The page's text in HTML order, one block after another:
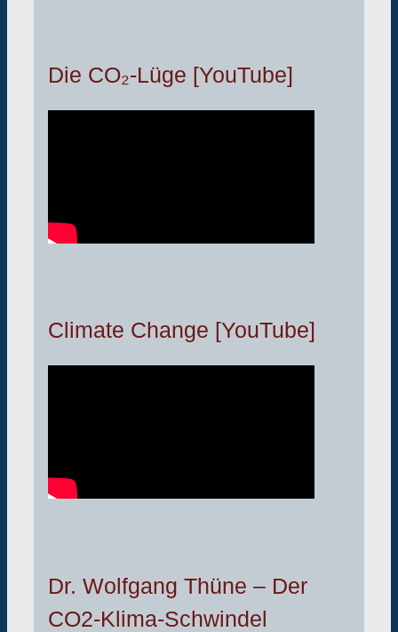
Die CO₂-Lüge [YouTube]
Climate Change [YouTube]
Dr. Wolfgang Thüne – Der
CO2-Klima-Schwindel